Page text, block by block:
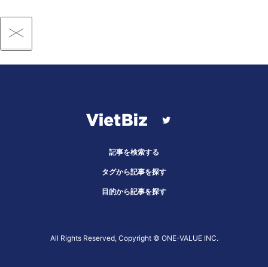
記事を検索する
タグから記事を探す
目的から記事を探す
All Rights Reserved, Copyright ©︎ ONE-VALUE INC.